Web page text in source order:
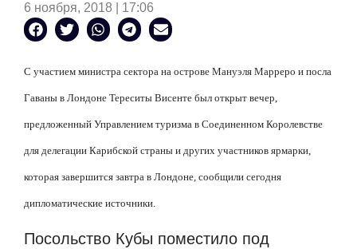
6 ноября, 2018 | 17:06
С участием министра сектора на острове Мануэля Марреро и посла
Гаваны в Лондоне Тереситы Висенте был открыт вечер,
предложенный Управлением туризма в Соединенном Королевстве
для делегации Карибской страны и других участников ярмарки,
которая завершится завтра в Лондоне, сообщили сегодня
дипломатические источники.
Посольство Кубы поместило под